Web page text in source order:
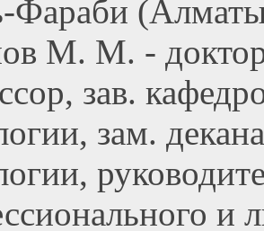
Фараби
М. М. - доктор
зав.
зам.
и